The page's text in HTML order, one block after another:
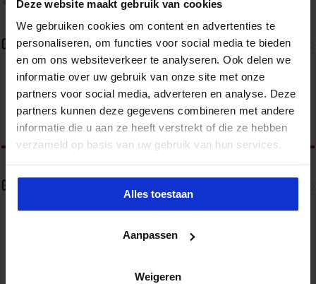
Deze website maakt gebruik van cookies
We gebruiken cookies om content en advertenties te
personaliseren, om functies voor social media te bieden
en om ons websiteverkeer te analyseren. Ook delen we
informatie over uw gebruik van onze site met onze
partners voor social media, adverteren en analyse. Deze
partners kunnen deze gegevens combineren met andere
informatie die u aan ze heeft verstrekt of die ze hebben
verzameld op basis van uw gebruik van hun services.
Alles toestaan
Aanpassen
Weigeren
THE NEXT STUDENT
Over sbo
Het Studiecentrum voor Bedrijf en Overheid (SBO)
organiseert jaarlijks zo’n 200 opleidingen en
congressen over o.a. onderwijs, veiligheid, milieu
& RO, zorg, bouw & infra en overheid.
Gerelateerde Artikelen